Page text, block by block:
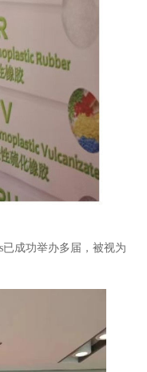
成功举办多届，被视为